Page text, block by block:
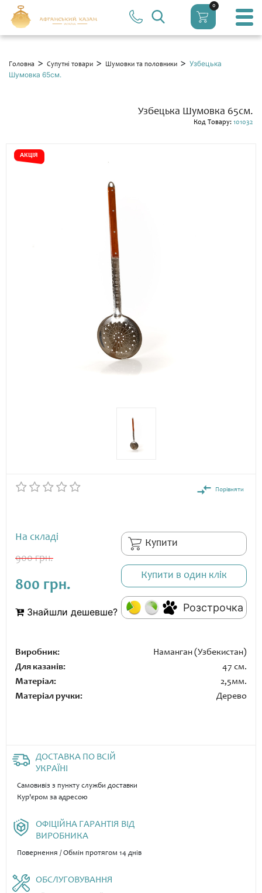
0
Головна > Супутні товари > Шумовки та половники > Узбецька
Шумовка 65см.
Узбецька Шумовка 65см.
Код Товару: 101032
АКЦІЯ
Порівняти
На складі
900 грн.
800 грн.
Знайшли дешевше?
Купити
Купити в один клік
Розстрочка
Виробник:
Наманган (Узбекистан)
Для казанів:
47 см.
Матеріал:
2,5мм.
Матеріал ручки:
Дерево
ДОСТАВКА ПО ВСІЙ
УКРАЇНІ
Самовивіз з пункту служби доставки
Кур'єром за адресою
ОФІЦІЙНА ГАРАНТІЯ ВІД
ВИРОБНИКА
Повернення / Обмін протягом 14 днів
ОБСЛУГОВУВАННЯ